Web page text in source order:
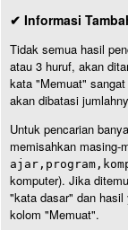
✔ Informasi
Tidak semua hasil
atau 3 huruf, akan
kata "Memuat"
akan dibatasi
Untuk pencarian
memisahkan masing-
komputer). Jika
"kata dasar" dan hasil
kolom "Memuat".